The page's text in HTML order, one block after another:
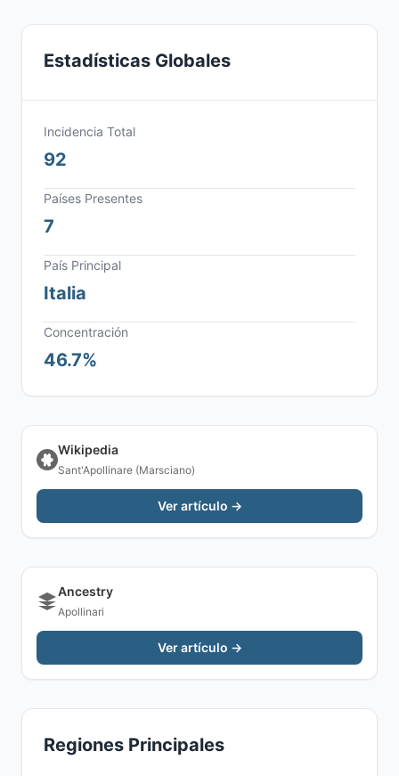
Estadísticas Globales
Incidencia Total
92
Países Presentes
7
País Principal
Italia
Concentración
46.7%
Wikipedia
Sant'Apollinare (Marsciano)
Ver artículo →
Ancestry
Apollinari
Ver artículo →
Regiones Principales